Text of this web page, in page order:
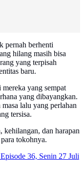
pernah berhenti
hilang masih bisa
yang terpisah
baru.
yang sempat
yang dibayangkan.
lalu yang perlahan
tersisa.
kehilangan, dan harapan
tokohnya.
36, Senin 27 Juli